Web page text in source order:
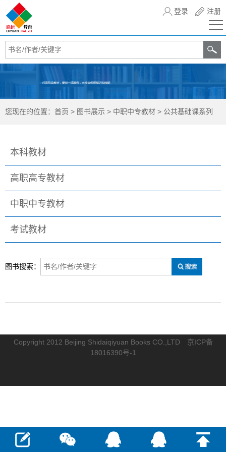
登录 注册
您现在的位置： 首页 > 图书展示 > 中职中专教材 > 公共基础课系列
本科教材
高职高专教材
中职中专教材
考试教材
图书搜索：
Copyright 2012 Beijing Shidaiqiyuan Books CO.,LTD 京ICP备
18016390号-1